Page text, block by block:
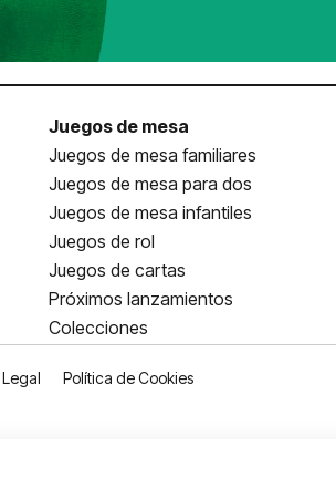
Juegos de mesa
Juegos de mesa familiares
Juegos de mesa para dos
Juegos de mesa infantiles
Juegos de rol
Juegos de cartas
Próximos lanzamientos
Colecciones
Política de Cookies